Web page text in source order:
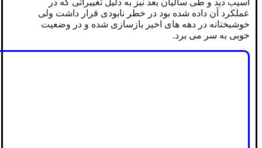
آسیب دید و طی سالیان بعد نیز به دلیل تغییراتی که در
عملکرد آن داده شده بود در خطر نابودی قرار داشت ولی
خوشبختانه در دهه های اخیر بازسازی شده و در وضعیت
خوبی به سر می برد.